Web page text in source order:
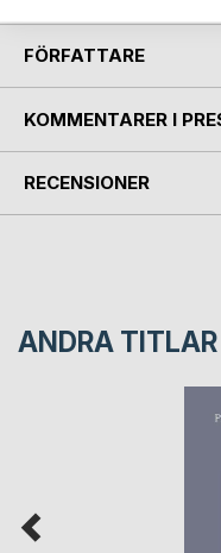
FÖRFATTARE
KOMMENTARER I
RECENSIONER
ANDRA